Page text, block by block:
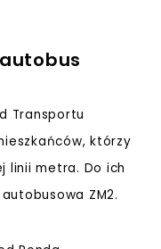
Transportu
którzy
linii metra. Do ich
ZM2.